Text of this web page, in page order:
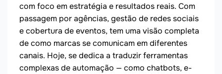
com foco em estratégia e resultados reais. Com
passagem por agências, gestão de redes sociais
e cobertura de eventos, tem uma visão completa
de como marcas se comunicam em diferentes
canais. Hoje, se dedica a traduzir ferramentas
complexas de automação — como chatbots, e-